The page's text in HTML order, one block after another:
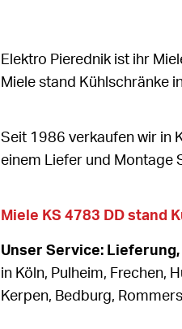
Elektro Pierednik ist ihr
Miele stand Kühlschränke
Seit 1986 verkaufen wir in
einem Liefer und Montage
Miele KS 4783 DD stand
Unser Service:
in Köln, Pulheim, Frechen,
Kerpen, Bedburg,